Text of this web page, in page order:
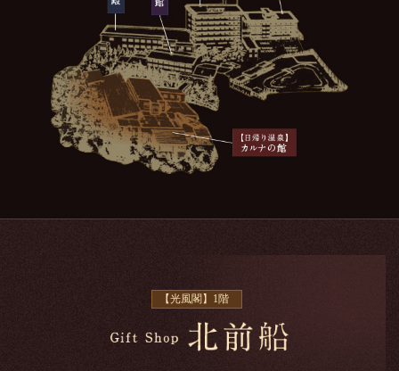
【光風閣】1階